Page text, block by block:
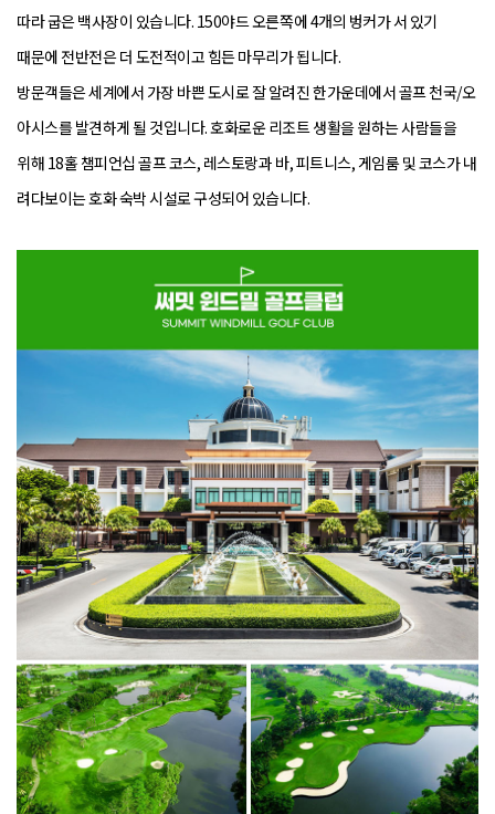
따라 굽은 백사장이 있습니다. 150야드 오른쪽에 4개의 벙커가 서 있기
때문에 전반전은 더 도전적이고 힘든 마무리가 됩니다.
방문객들은 세계에서 가장 바쁜 도시로 잘 알려진 한가운데에서 골프 천국/오
아시스를 발견하게 될 것입니다. 호화로운 리조트 생활을 원하는 사람들을
위해 18홀 챔피언십 골프 코스, 레스토랑과 바, 피트니스, 게임룸 및 코스가 내
려다보이는 호화 숙박 시설로 구성되어 있습니다.